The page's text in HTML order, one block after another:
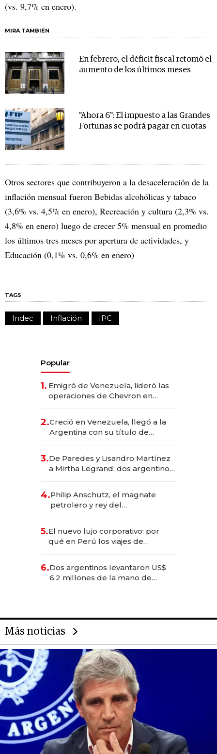
(vs. 9,7% en enero).
MIRA TAMBIÉN
En febrero, el déficit fiscal retomó el
aumento de los últimos meses
"Ahora 6": El impuesto a las Grandes
Fortunas se podrá pagar en cuotas
Otros sectores que contribuyeron a la desaceleración de la
inflación mensual fueron Bebidas alcohólicas y tabaco
(3,6% vs. 4,5% en enero), Recreación y cultura (2,3% vs.
4,8% en enero) luego de crecer 5% mensual en promedio
los últimos tres meses por apertura de actividades, y
Educación (0,1% vs. 0,6% en enero)
TAGS
Indec Inflación IPC
Popular
1. Emigró de Venezuela, lideró las
operaciones de Chevron en
2.Creció en Venezuela, llegó a la
Argentina con su título de
las marcas "fast premium"
3.De Paredes y Lisandro Martínez
a Mirtha Legrand: dos argentinos
4.Philip Anschutz, el magnate
petrolero y rey del
Fénix
5.El nuevo lujo corporativo: por
qué en Perú los viajes de
para convertirse en experiencias
transformadoras
6.Dos argentinos levantaron US$
6,2 millones de la mano de
Más noticias